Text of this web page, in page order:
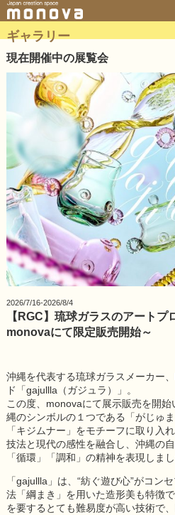
ギャラリー
現在開催中の展覧会
2026/7/16-2026/8/4
【RGC】琉球ガラスのアート
monovaにて限定販売開始～
沖縄を代表する琉球ガラスメーカー
ド「gajullla（ガジュラ）」。
この度、monovaにて展示販売を開
縄のシンボルの１つである「がじゅ
「キジムナー」をモチーフに取り入
技法と現代の感性を融合し、沖縄の
「循環」「調和」の精神を表現しまし
「gajullla」は、“紡ぐ遊び心”がコン
法「綱まき」を用いた造形美も特徴
を要するとても難易度が高い技術で